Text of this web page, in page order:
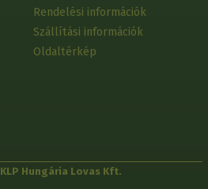
Rendelési információk
Szállítási információk
Oldaltérkép
KLP Hungária Lovas Kft.